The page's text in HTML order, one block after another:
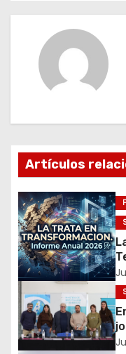
v
c
ó
n
d
e
e
n
Artículos